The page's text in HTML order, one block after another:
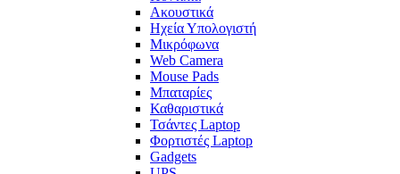
Ακουστικά
Ηχεία Υπολογιστή
Μικρόφωνα
Web Camera
Mouse Pads
Μπαταρίες
Καθαριστικά
Τσάντες Laptop
Φορτιστές Laptop
Gadgets